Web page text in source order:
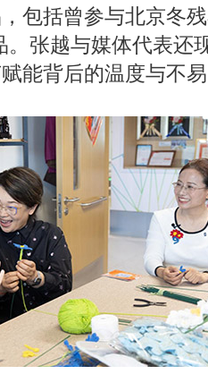
包括曾参与北京冬
。张越与媒体代表还
能背后的温度与不